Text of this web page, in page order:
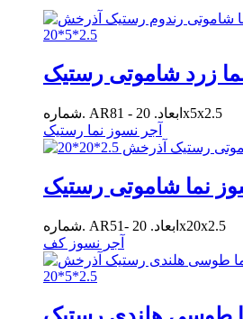
شماره. AR81 - ابعاد. 20x5x2.5
آجر نسوز نما رستیک
شماره. AR51- ابعاد. 20x20x2.5
آجر نسوز کف